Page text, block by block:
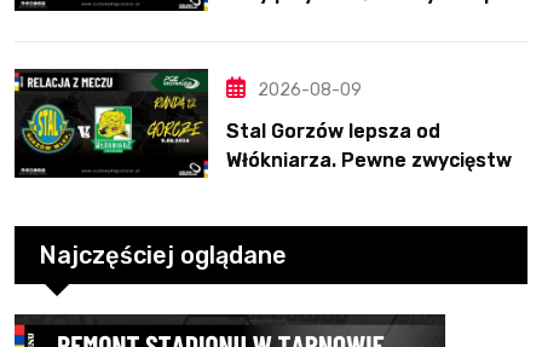
2026-08-09
Stal Gorzów lepsza od
Włókniarza. Pewne zwycięstwo
Najczęściej oglądane